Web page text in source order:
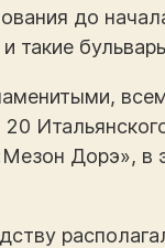
до
и такие
Дорэ»,